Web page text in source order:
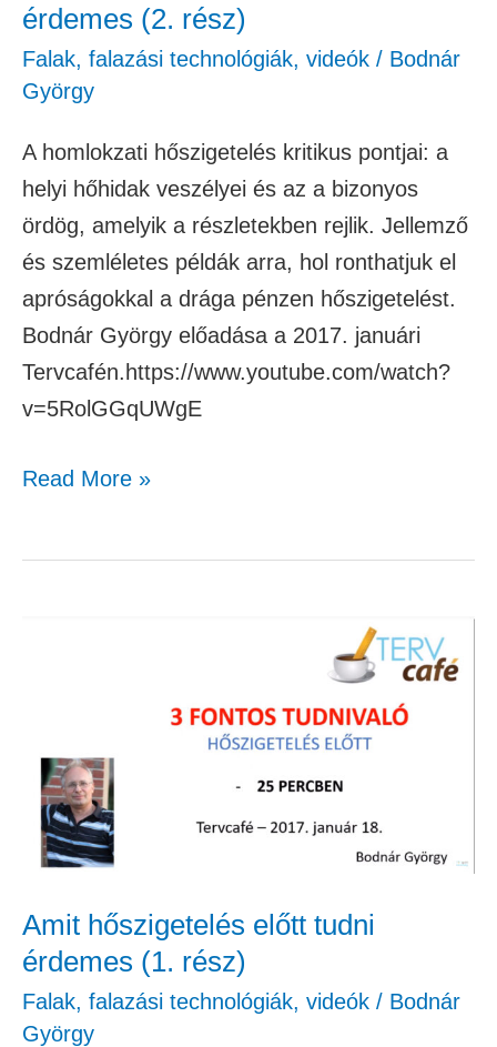
érdemes (2. rész)
Falak, falazási technológiák, videók / Bodnár
György
A homlokzati hőszigetelés kritikus pontjai: a
helyi hőhidak veszélyei és az a bizonyos
ördög, amelyik a részletekben rejlik. Jellemző
és szemléletes példák arra, hol ronthatjuk el
apróságokkal a drága pénzen hőszigetelést.
Bodnár György előadása a 2017. januári
Tervcafén.https://www.youtube.com/watch?
v=5RolGGqUWgE
Read More »
Amit hőszigetelés előtt tudni
érdemes (1. rész)
Falak, falazási technológiák, videók / Bodnár
György
érdemes
(1.
rész)